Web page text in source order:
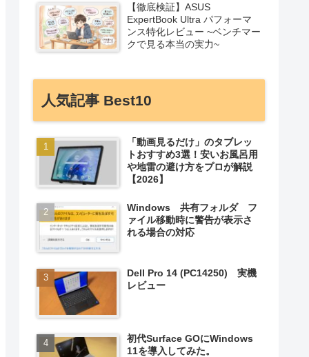
【徹底検証】ASUS
ExpertBook Ultra パフォーマ
ンス特化レビュー ~ベンチマー
クで見る本当の実力~
人気記事 Best10
「動画見るだけ」のタブレッ
トおすすめ3選！安いお風呂用
や地雷の避け方をプロが解説
【2026】
Windows 共有フォルダ フ
ァイル移動時に警告が表示さ
れる場合の対応
Dell Pro 14 (PC14250) 実機
レビュー
初代Surface GOにWindows
11を導入してみた。